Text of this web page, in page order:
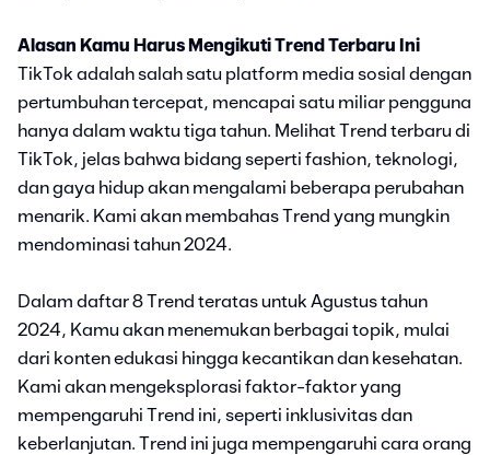
Alasan Kamu Harus Mengikuti Trend Terbaru Ini
TikTok adalah salah satu platform media sosial dengan
pertumbuhan tercepat, mencapai satu miliar pengguna
hanya dalam waktu tiga tahun. Melihat Trend terbaru di
TikTok, jelas bahwa bidang seperti fashion, teknologi,
dan gaya hidup akan mengalami beberapa perubahan
menarik. Kami akan membahas Trend yang mungkin
mendominasi tahun 2024.
Dalam daftar 8 Trend teratas untuk Agustus tahun
2024, Kamu akan menemukan berbagai topik, mulai
dari konten edukasi hingga kecantikan dan kesehatan.
Kami akan mengeksplorasi faktor-faktor yang
mempengaruhi Trend ini, seperti inklusivitas dan
keberlanjutan. Trend ini juga mempengaruhi cara orang